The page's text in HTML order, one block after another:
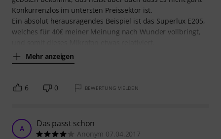
Konkurrenzlos im untersten Preissektor ist.
Ein absolut herausragendes Beispiel ist das Superlux E205,
welches für 40€ meiner Meinung nach Wunder vollbringt,
Mehr anzeigen
6 0 BEWERTUNG MELDEN
A Das passt schon
Anonym 07.04.2017